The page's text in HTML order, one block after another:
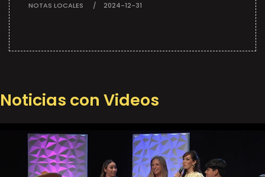
NOTAS LOCALES 2024-12-31
Noticias con Videos